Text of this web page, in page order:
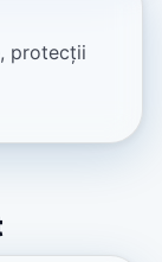
protecții